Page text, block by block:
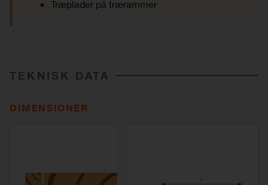
Træplader på trærammer
TEKNISK DATA
DIMENSIONER